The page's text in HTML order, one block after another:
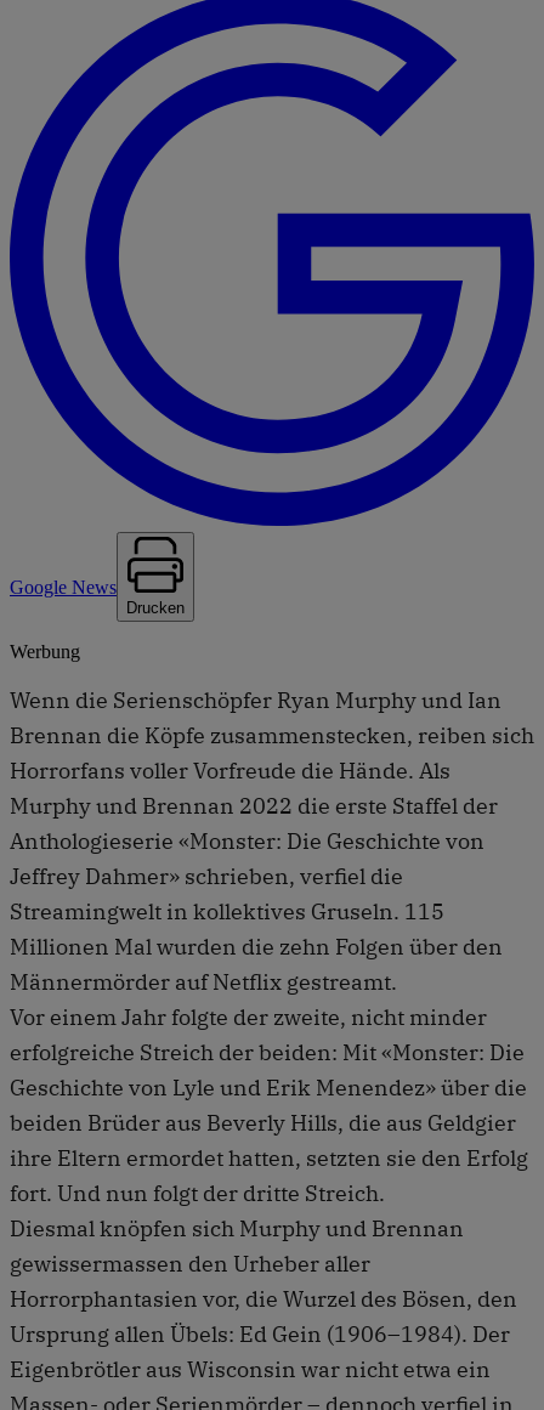
Google News
Drucken
Werbung
Wenn die Serienschöpfer Ryan Murphy und Ian
Brennan die Köpfe zusammenstecken, reiben sich
Horrorfans voller Vorfreude die Hände. Als
Murphy und Brennan 2022 die erste Staffel der
Anthologieserie «Monster: Die Geschichte von
Jeffrey Dahmer» schrieben, verfiel die
Streamingwelt in kollektives Gruseln. 115
Millionen Mal wurden die zehn Folgen über den
Männermörder auf Netflix gestreamt.
Vor einem Jahr folgte der zweite, nicht minder
erfolgreiche Streich der beiden: Mit «Monster: Die
Geschichte von Lyle und Erik Menendez» über die
beiden Brüder aus Beverly Hills, die aus Geldgier
ihre Eltern ermordet hatten, setzten sie den Erfolg
fort. Und nun folgt der dritte Streich.
Diesmal knöpfen sich Murphy und Brennan
gewissermassen den Urheber aller
Horrorphantasien vor, die Wurzel des Bösen, den
Ursprung allen Übels: Ed Gein (1906–1984). Der
Eigenbrötler aus Wisconsin war nicht etwa ein